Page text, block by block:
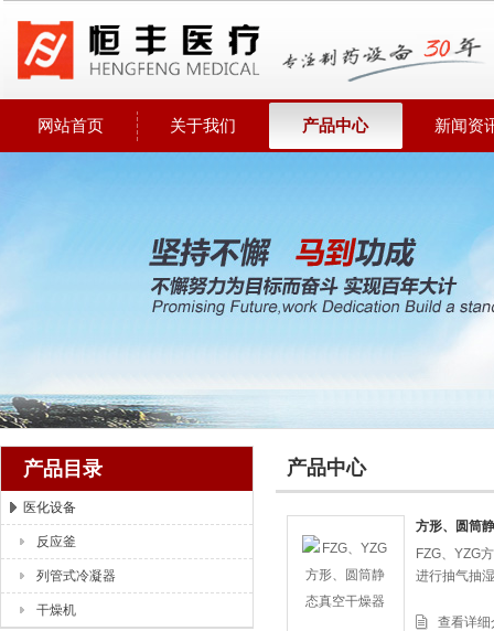
湖北恒丰医疗制药设备有限公司
网站首页 关于我们 产品中心 新闻资
产品目录
医化设备
反应釜
列管式冷凝器
干燥机
产品中心
方形、圆筒
FZG、YZG
进行抽气抽
查看详细